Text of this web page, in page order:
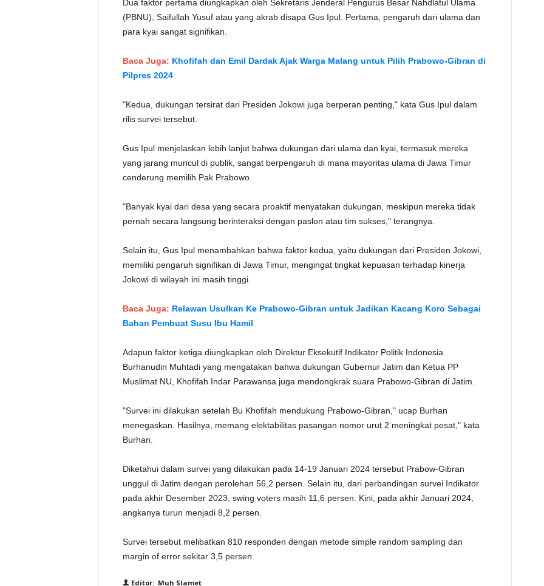
Dua faktor pertama diungkapkan oleh Sekretaris Jenderal Pengurus Besar Nahdlatul Ulama
(PBNU), Saifullah Yusuf atau yang akrab disapa Gus Ipul. Pertama, pengaruh dari ulama dan
para kyai sangat signifikan.
Baca Juga: Khofifah dan Emil Dardak Ajak Warga Malang untuk Pilih Prabowo-Gibran di
Pilpres 2024
"Kedua, dukungan tersirat dari Presiden Jokowi juga berperan penting," kata Gus Ipul dalam
rilis survei tersebut.
Gus Ipul menjelaskan lebih lanjut bahwa dukungan dari ulama dan kyai, termasuk mereka
yang jarang muncul di publik, sangat berpengaruh di mana mayoritas ulama di Jawa Timur
cenderung memilih Pak Prabowo.
"Banyak kyai dari desa yang secara proaktif menyatakan dukungan, meskipun mereka tidak
pernah secara langsung berinteraksi dengan paslon atau tim sukses," terangnya.
Selain itu, Gus Ipul menambahkan bahwa faktor kedua, yaitu dukungan dari Presiden Jokowi,
memiliki pengaruh signifikan di Jawa Timur, mengingat tingkat kepuasan terhadap kinerja
Jokowi di wilayah ini masih tinggi.
Baca Juga: Relawan Usulkan Ke Prabowo-Gibran untuk Jadikan Kacang Koro Sebagai
Bahan Pembuat Susu Ibu Hamil
Adapun faktor ketiga diungkapkan oleh Direktur Eksekutif Indikator Politik Indonesia
Burhanudin Muhtadi yang mengatakan bahwa dukungan Gubernur Jatim dan Ketua PP
Muslimat NU, Khofifah Indar Parawansa juga mendongkrak suara Prabowo-Gibran di Jatim.
"Survei ini dilakukan setelah Bu Khofifah mendukung Prabowo-Gibran," ucap Burhan
menegaskan. Hasilnya, memang elektabilitas pasangan nomor urut 2 meningkat pesat," kata
Burhan.
Diketahui dalam survei yang dilakukan pada 14-19 Januari 2024 tersebut Prabow-Gibran
unggul di Jatim dengan perolehan 56,2 persen. Selain itu, dari perbandingan survei Indikator
pada akhir Desember 2023, swing voters masih 11,6 persen. Kini, pada akhir Januari 2024,
angkanya turun menjadi 8,2 persen.
Survei tersebut melibatkan 810 responden dengan metode simple random sampling dan
margin of error sekitar 3,5 persen.
Editor: Muh Slamet